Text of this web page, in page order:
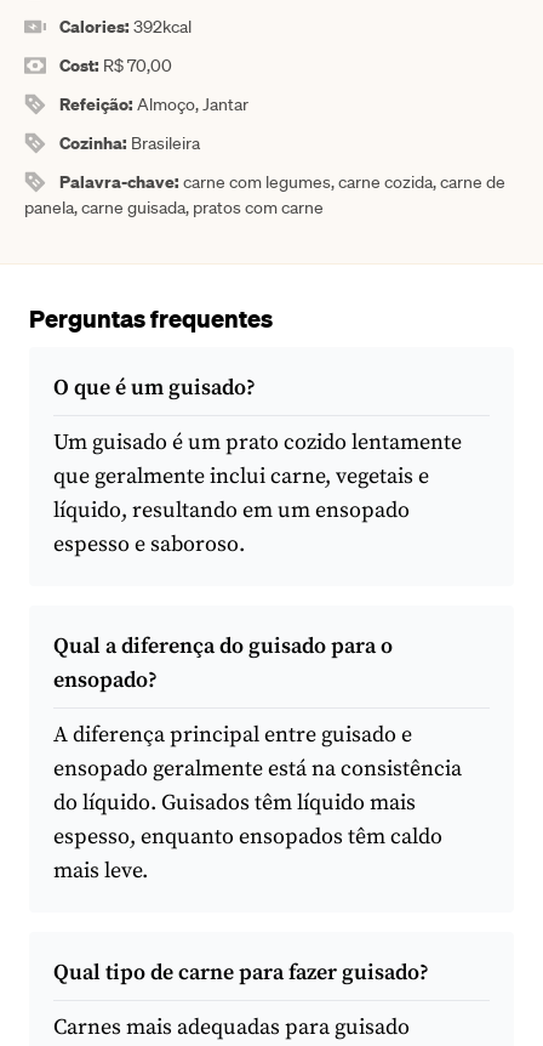
Calories:392kcal
Cost: R$ 70,00
Refeição:Almoço, Jantar
Cozinha: Brasileira
Palavra-chave:carne com legumes, carne cozida, carne de
panela, carne guisada, pratos com carne
Perguntas frequentes
O que é um guisado?
Um guisado é um prato cozido lentamente
que geralmente inclui carne, vegetais e
líquido, resultando em um ensopado
espesso e saboroso.
Qual a diferença do guisado para o
ensopado?
A diferença principal entre guisado e
ensopado geralmente está na consistência
do líquido. Guisados têm líquido mais
espesso, enquanto ensopados têm caldo
mais leve.
Qual tipo de carne para fazer guisado?
Carnes mais adequadas para guisado